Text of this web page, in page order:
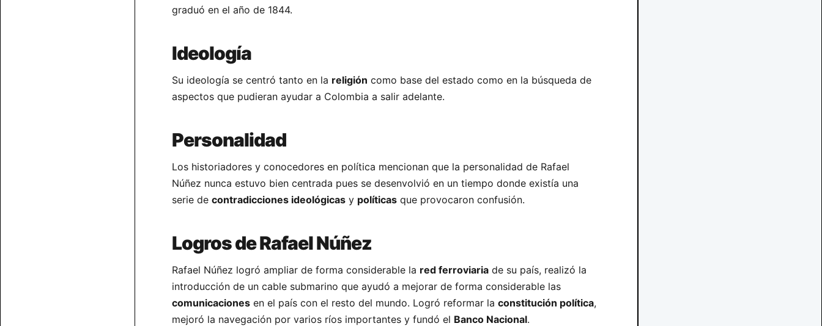
graduó en el año de 1844.
Ideología
Su ideología se centró tanto en la religión como base del estado como en la búsqueda de
aspectos que pudieran ayudar a Colombia a salir adelante.
Personalidad
Los historiadores y conocedores en política mencionan que la personalidad de Rafael
Núñez nunca estuvo bien centrada pues se desenvolvió en un tiempo donde existía una
serie de contradicciones ideológicas y políticas que provocaron confusión.
Logros de Rafael Núñez
Rafael Núñez logró ampliar de forma considerable la red ferroviaria de su país, realizó la
introducción de un cable submarino que ayudó a mejorar de forma considerable las
comunicaciones en el país con el resto del mundo. Logró reformar la constitución política,
mejoró la navegación por varios ríos importantes y fundó el Banco Nacional.